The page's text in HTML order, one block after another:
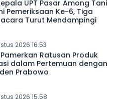
UPT Pasar Among Tani
Pemeriksaan Ke-6, Tiga
Turut Mendampingi
2026 16.53
Pamerkan Ratusan Produk
dalam Pertemuan dengan
Prabowo
2026 15.58